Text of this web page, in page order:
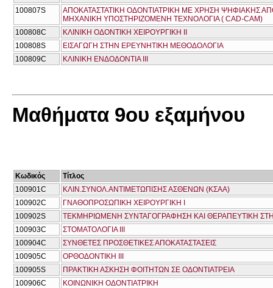
100807S
ΑΠΟΚΑΤΑΣΤΑΤΙΚΗ ΟΔΟΝΤΙΑΤΡΙΚΗ ΜΕ ΧΡΗΣΗ ΨΗΦΙΑΚΗΣ
ΜΗΧΑΝΙΚΗ ΥΠΟΣΤΗΡΙΖΟΜΕΝΗ ΤΕΧΝΟΛΟΓΙΑ ( CAD-CAM)
100808C
ΚΛΙΝΙΚΗ ΟΔΟΝΤΙΚΗ ΧΕΙΡΟΥΡΓΙΚΗ ΙΙ
100808S
ΕΙΣΑΓΩΓΗ ΣΤΗΝ ΕΡΕΥΝΗΤΙΚΗ ΜΕΘΟΔΟΛΟΓΙΑ
100809C
ΚΛΙΝΙΚΗ ΕΝΔΟΔΟΝΤΙΑ ΙΙΙ
Μαθήματα 9ου εξαμήνου
Κωδικός
Τίτλος
100901C
ΚΛΙΝ.ΣΥΝΟΛ.ΑΝΤΙΜΕΤΩΠΙΣΗΣ ΑΣΘΕΝΩΝ (ΚΣΑΑ)
100902C
ΓΝΑΘΟΠΡΟΣΩΠΙΚΗ ΧΕΙΡΟΥΡΓΙΚΗ Ι
100902S
ΤΕΚΜΗΡΙΩΜΕΝΗ ΣΥΝΤΑΓΟΓΡΑΦΗΣΗ ΚΑΙ ΘΕΡΑΠΕΥΤΙΚΗ
100903C
ΣΤΟΜΑΤΟΛΟΓΙΑ ΙΙΙ
100904C
ΣΥΝΘΕΤΕΣ ΠΡΟΣΘΕΤΙΚΕΣ ΑΠΟΚΑΤΑΣΤΑΣΕΙΣ
100905C
ΟΡΘΟΔΟΝΤΙΚΗ ΙΙΙ
100905S
ΠΡΑΚΤΙΚΗ ΑΣΚΗΣΗ ΦΟΙΤΗΤΩΝ ΣΕ ΟΔΟΝΤΙΑΤΡΕΙΑ
100906C
ΚΟΙΝΩΝΙΚΗ ΟΔΟΝΤΙΑΤΡΙΚΗ